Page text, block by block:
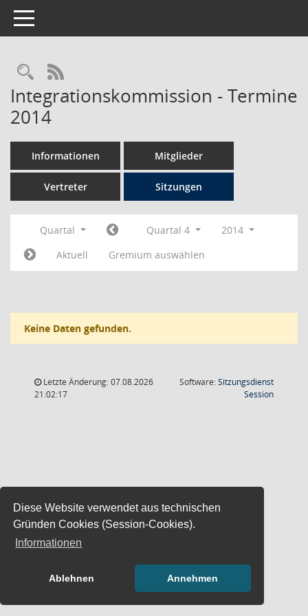
Diese Website verwendet aus technischen
Gründen Cookies (Session-Cookies).
Informationen
Ablehnen Annehmen
Toggle navigation
Rechercheauswahl
RSS-Feed
Integrationskommission - Termine
2014
Informationen Mitglieder
Vertreter Sitzungen
Quartal Quartal 4
2014
Aktuell
Gremium auswählen
Keine Daten gefunden.
Letzte Änderung: 07.08.2026
21:02:17
Software:Sitzungsdienst
Session(Wird in